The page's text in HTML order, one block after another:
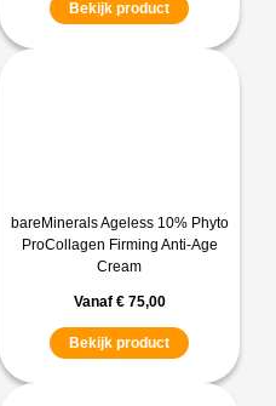
Bekijk product
bareMinerals Ageless 10% Phyto
ProCollagen Firming Anti-Age
Cream
Vanaf €75,00
Bekijk product